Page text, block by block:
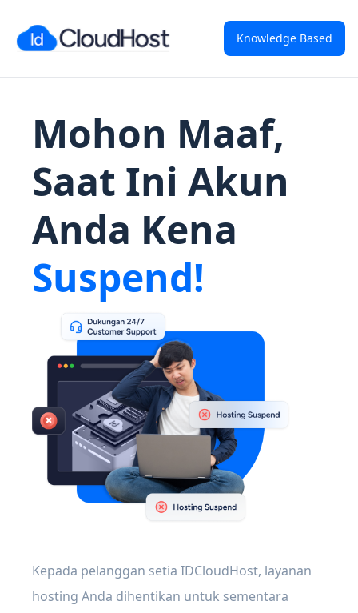
Knowledge Based
Mohon Maaf,
Saat Ini Akun
Anda Kena
Suspend!
Kepada pelanggan setia IDCloudHost, layanan
hosting Anda dihentikan untuk sementara